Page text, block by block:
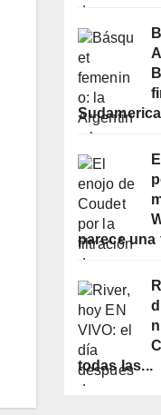
parece una
todas las...